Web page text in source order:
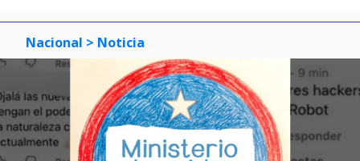
Nacional > Noticia